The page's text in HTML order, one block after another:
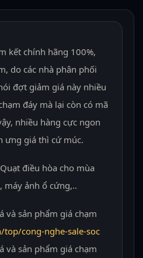
kết chính hãng 100%,
do các nhà phân phối
đợt giảm giá này nhiều
đáy mà lại còn có mã
nhiều hàng cực ngon
ưng giá thì cứ múc.
điều hòa cho mùa
máy ảnh ổ cứng,..
và sản phẩm giá chạm
cong-nghe-sale-soc
và sản phẩm giá chạm